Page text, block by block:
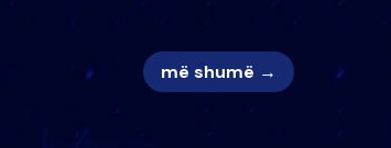
më shumë →